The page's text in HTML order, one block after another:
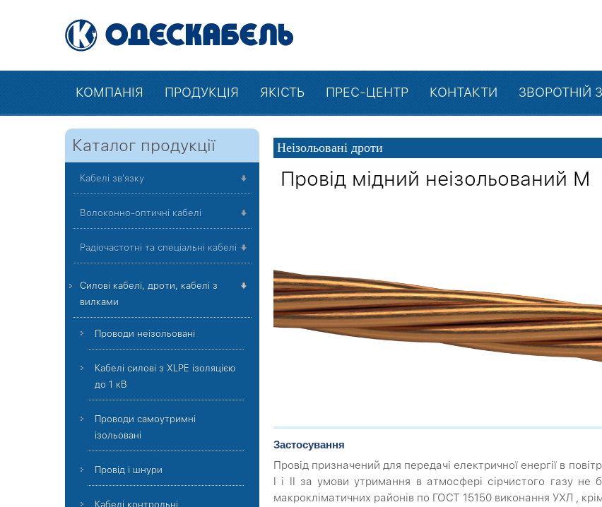
КОМПАНІЯ ПРОДУКЦІЯ ЯКІСТЬ ПРЕС-ЦЕНТР КОНТАКТИ ЗВОРОТНІЙ
Каталог продукції
Кабелі зв'язку
Волоконно-оптичні кабелі
Радіочастотні та спеціальні кабелі
Силові кабелі, дроти, кабелі з
вилками
Проводи неізольовані
Кабелі силові з XLPE ізоляцією
до 1 кВ
Проводи самоутримні
ізольовані
Провід і шнури
Кабелі контрольні
Неізольовані дроти
Провід мідний неізольований М
Застосування
Провід призначений для передачі електричної енергії в
I і II за умови утримання в атмосфері сірчистого газу
макрокліматичних районів по ГОСТ 15150 виконання УХЛ ,